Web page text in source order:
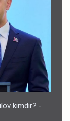
kimdir? -